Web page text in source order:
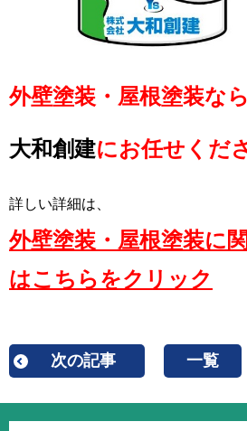
外壁塗装・屋根塗装な
大和創建にお任せくだ
詳しい詳細は、
外壁塗装・屋根塗装に
はこちらをクリック
次の記事 一覧